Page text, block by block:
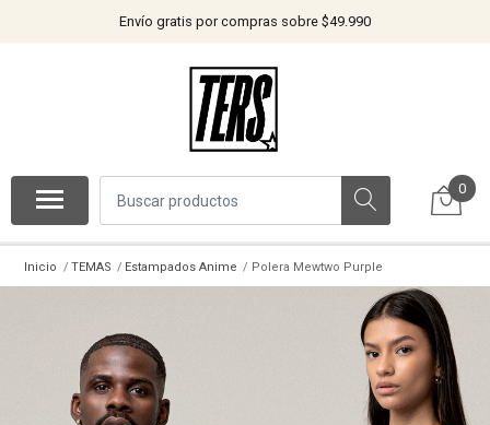
Envío gratis por compras sobre $49.990
0
Inicio TEMAS Estampados Anime Polera Mewtwo Purple